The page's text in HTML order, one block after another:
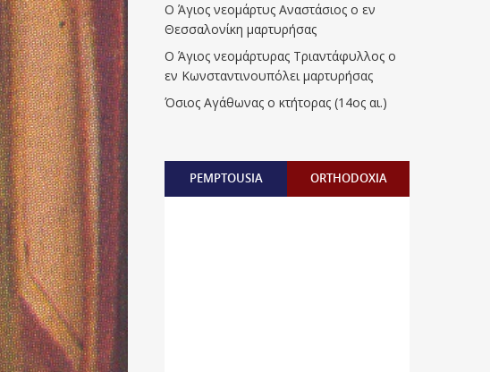
Ο Άγιος νεομάρτυς Αναστάσιος ο εν
Θεσσαλονίκη μαρτυρήσας
Ο Άγιος νεομάρτυρας Τριαντάφυλλος ο
εν Κωνσταντινουπόλει μαρτυρήσας
Όσιος Αγάθωνας ο κτήτορας (14ος αι.)
PEMPTOUSIA ORTHODOXIA